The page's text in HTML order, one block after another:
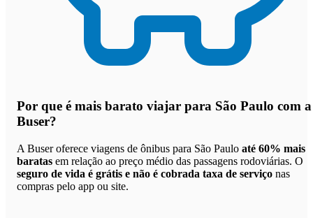
Por que é mais barato viajar para São Paulo com a
Buser?
A Buser oferece viagens de ônibus para São Paulo até 60% mais
baratas em relação ao preço médio das passagens rodoviárias. O
seguro de vida é grátis e não é cobrada taxa de serviço nas
compras pelo app ou site.